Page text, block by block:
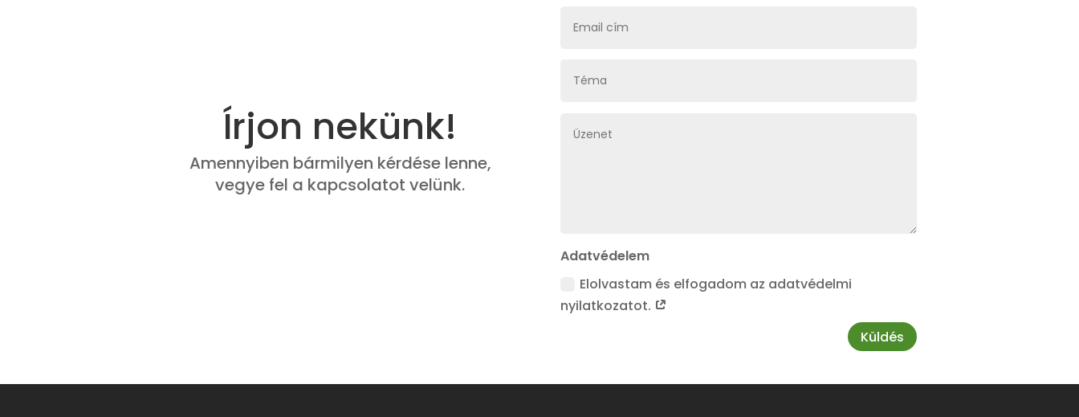
Írjon nekünk!
Amennyiben bármilyen kérdése lenne,
vegye fel a kapcsolatot velünk.
Adatvédelem
Elolvastam és elfogadom az adatvédelmi
nyilatkozatot.
Küldés